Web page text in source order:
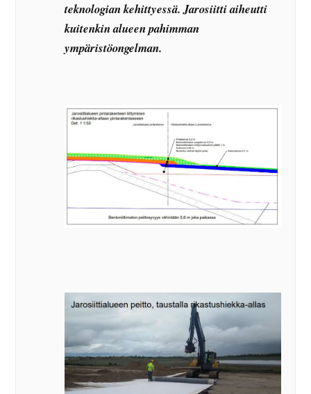
teknologian kehittyessä. Jarosiitti aiheutti
kuitenkin alueen pahimman
ympäristöongelman.